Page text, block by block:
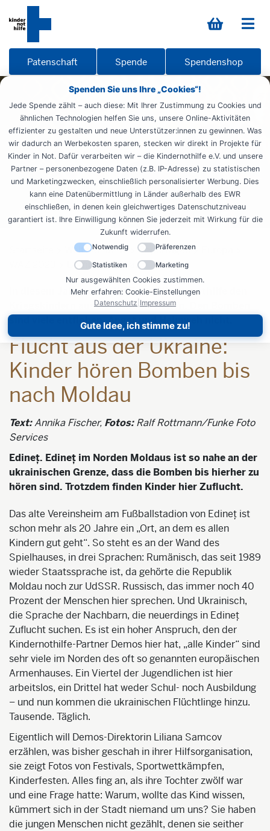
Spenden Sie uns Ihre „Cookies“!
Jede Spende zählt – auch diese: Mit Ihrer Zustimmung zu Cookies und
ähnlichen Technologien helfen Sie uns, unsere Online-Aktivitäten
effizienter zu gestalten und neue Unterstützer:innen zu gewinnen. Was
wir dadurch an Werbekosten sparen, stecken wir direkt in Projekte für
Kinder in Not. Dafür verarbeiten wir – die Kindernothilfe e.V. und unsere
Partner – personenbezogene Daten (z.B. IP-Adresse) zu statistischen
und Marketingzwecken, einschließlich personalisierter Werbung. Dies
kann eine Datenübermittlung in Länder außerhalb des EWR
einschließen, in denen kein gleichwertiges Datenschutzniveau
garantiert ist. Ihre Einwilligung können Sie jederzeit mit Wirkung für die
Zukunft widerrufen.
Notwendig Präferenzen
Statistiken Marketing
Nur ausgewählten Cookies zustimmen.
Mehr erfahren: Cookie-Einstellungen
Datenschutz Impressum
Gute Idee, ich stimme zu!
Patenschaft Spende Spendenshop
Weltweit aktiv Reportagen
Bomben Moldau
In diesem Jahr wollen WAZ und Kindernothilfe den
Kriegskindern aus der Ukraine helfen. Den Bomben
sind viele entflohen, Angst und Heimweh nicht.
Flucht aus der Ukraine:
Kinder hören Bomben bis
nach Moldau
Text:Annika Fischer, Fotos:Ralf Rottmann/Funke Foto
Services
Edineț. Edineț im Norden Moldaus ist so nahe an der
ukrainischen Grenze, dass die Bomben bis hierher zu
hören sind. Trotzdem finden Kinder hier Zuflucht.
Das alte Vereinsheim am Fußballstadion von Edineț ist
schon mehr als 20 Jahre ein „Ort, an dem es allen
Kindern gut geht“. So steht es an der Wand des
Spielhauses, in drei Sprachen: Rumänisch, das seit 1989
wieder Staatssprache ist, da gehörte die Republik
Moldau noch zur UdSSR. Russisch, das immer noch 40
Prozent der Menschen hier sprechen. Und Ukrainisch,
die Sprache der Nachbarn, die neuerdings in Edineț
Zuflucht suchen. Es ist ein hoher Anspruch, den der
Kindernothilfe-Partner Demos hier hat, „alle Kinder“ sind
sehr viele im Norden des oft so genannten europäischen
Armenhauses. Ein Viertel der Jugendlichen ist hier
arbeitslos, ein Drittel hat weder Schul- noch Ausbildung
– und nun kommen die ukrainischen Flüchtlinge hinzu.
Tausende. Täglich.
Eigentlich will Demos-Direktorin Liliana Samcov
erzählen, was bisher geschah in ihrer Hilfsorganisation,
sie zeigt Fotos von Festivals, Sportwettkämpfen,
Kinderfesten. Alles fing an, als ihre Tochter zwölf war
und eine Frage hatte: Warum, wollte das Kind wissen,
kümmert sich in der Stadt niemand um uns? Sie haben
die jungen Menschen nicht gezählt, denen sie seither